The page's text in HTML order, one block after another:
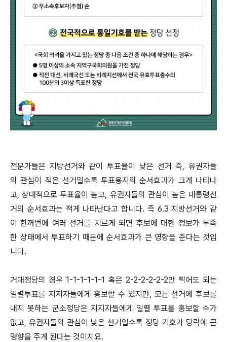
전문가들은 지방선거와 같이 투표율이 낮은 선거 즉, 유권자들
의 관심이 적은 선거일수록 투표용지의 순서효과가 크게 나타나
고, 상대적으로 투표율이 높고, 유권자들의 관심이 높은 대통령선
거의 순서효과는 적게 나타난다고 합니다. 즉 6.3 지방선거와 같
이 한꺼번에 여러 선거를 치르게 되면 후보에 대한 정보가 부족
한 상태에서 투표하기 때문에 순서효과가 큰 영향을 준다는 것입
니다.
거대정당의 경우 1-1-1-1-1-1 혹은 2-2-2-2-2-2만 찍어도 되는
일렬투표를 지지자들에게 홍보할 수 있지만, 모든 선거에 후보를
내지 못하는 군소정당은 지지자들에게 일렬 투표를 홍보할 수가
없고, 유권자들의 관심이 낮은 선거일수록 정당 기호가 당락에 큰
영향을 주게 된다는 것이지요.